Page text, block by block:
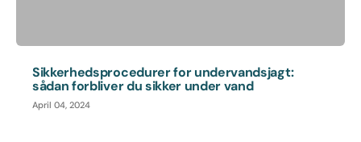
Sikkerhedsprocedurer for undervandsjagt:
sådan forbliver du sikker under vand
April 04, 2024